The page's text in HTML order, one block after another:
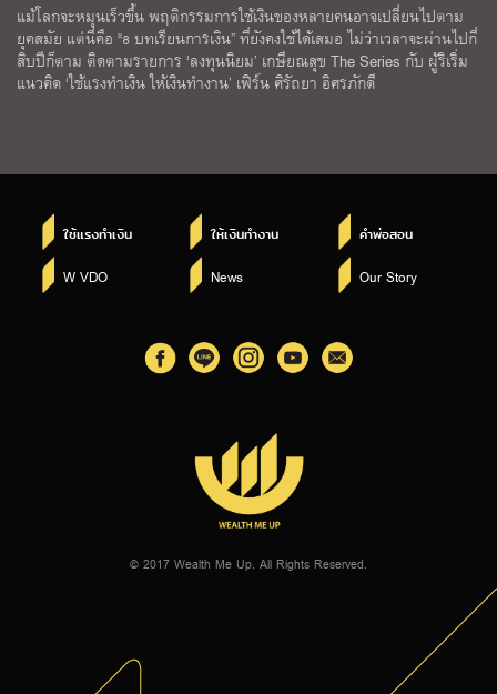
แม้โลกจะหมุนเร็วขึ้น พฤติกรรมการใช้เงินของหลายคนอาจเปลี่ยนไปตาม
ยุคสมัย แต่นี่คือ “8 บทเรียนการเงิน” ที่ยังคงใช้ได้เสมอ ไม่ว่าเวลาจะผ่านไปกี่
สิบปีก็ตาม ติดตามรายการ ‘ลงทุนนิยม’ เกษียณสุข The Series กับ ผู้ริเริ่ม
แนวคิด ‘ใช้แรงทำเงิน ให้เงินทำงาน’ เฟิร์น ศิรัถยา อิศรภักดี
ใช้แรงทำเงิน ให้เงินทำงาน คำพ่อสอน
W VDO News Our Story
© 2017 Wealth Me Up. All Rights Reserved.